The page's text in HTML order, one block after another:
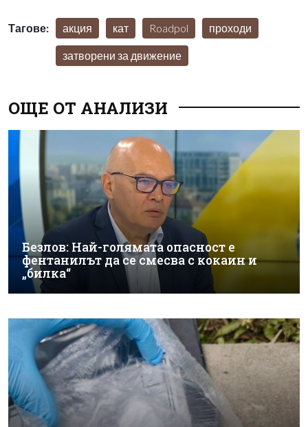
Тагове: акция кат Roadpol проходи
затворени за движение
ОЩЕ ОТ АНАЛИЗИ
Безлов: Най-голямата опасност е
фентанилът да се смесва с кокаин и
„билка“